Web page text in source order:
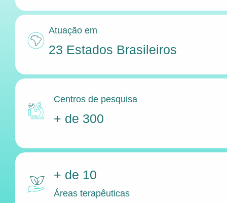
Atuação em
23 Estados Brasileiros
Centros de pesquisa
+ de 300
+ de 10
Áreas terapêuticas